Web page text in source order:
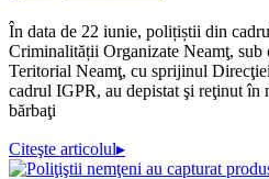
În data de 22 iunie, polițiștii din
Criminalității Organizate Neamţ,
Teritorial Neamţ, cu sprijinul
cadrul IGPR, au depistat şi reţinut
bărbaţi
Citeşte articolul▸